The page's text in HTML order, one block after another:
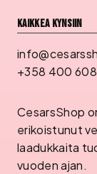
Kaikkea kynsiin
+358 400
CesarsShop
erikoistunut
laadukkaita
vuoden ajan.